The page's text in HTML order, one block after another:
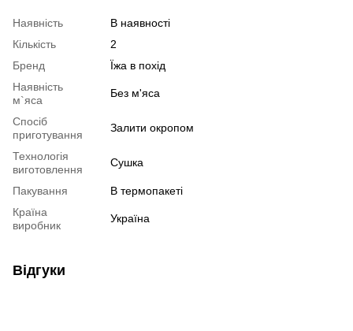
Наявність
В наявності
Кількість
2
Бренд
Їжа в похід
Наявність
м`яса
Без м'яса
Спосіб
приготування
Залити окропом
Технологія
виготовлення
Сушка
Пакування
В термопакеті
Країна
виробник
Україна
Відгуки